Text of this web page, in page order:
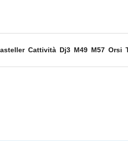
Cattività Dj3 M49 M57 Orsi